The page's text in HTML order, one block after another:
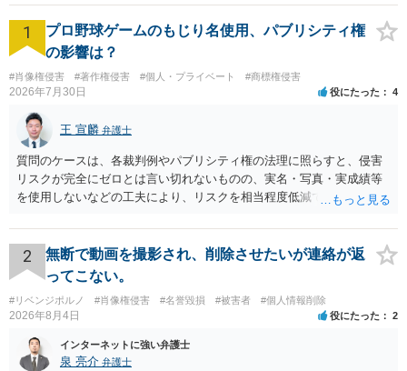
1
プロ野球ゲームのもじり名使用、パブリシティ権
の影響は？
#肖像権侵害 #著作権侵害 #個人・プライベート #商標権侵害
2026年7月30日 役にたった 4
王 宣麟 弁護士
質問のケースは、各裁判例やパブリシティ権の法理に照らすと、侵害
リスクが完全にゼロとは言い切れないものの、実名・写真・実成績等
を使用しないなどの工夫により、リスクを相当程度低減できる設計に
推測できる」という点は、裁判で争われた場合に「専ら顧客吸引力の
利用を目的とする」と判断される余地を残すため、一定の注意が必要
です。 また、広告収益の有無は、侵害判断に一定の影響を与える可能
性がありますが、決定的要因ではありません。 パブリシティ権侵害の
成否は、主に「専ら顧客吸引力の利用を目的とするか」という点で判
断されます。広告収益があることは「商業的目的」を強く示す要素で
すが、それだけで直ちに侵害となるわけではありません。完全無償・
非営利であれば「表現の自由」「創作物」としての側面が強く評価さ
2
無断で動画を撮影され、削除させたいが連絡が返
ってこない。
#リベンジポルノ #肖像権侵害 #名誉毀損 #被害者 #個人情報削除
2026年8月4日 役にたった 2
インターネットに強い弁護士
泉 亮介 弁護士